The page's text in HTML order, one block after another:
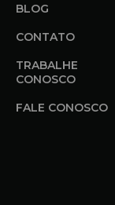
BLOG
CONTATO
TRABALHE
CONOSCO
FALE CONOSCO